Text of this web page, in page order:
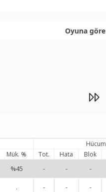
Oyuna göre
Hücum
Mük. % Tot. Hata Blok
%45 - - -
. - - -